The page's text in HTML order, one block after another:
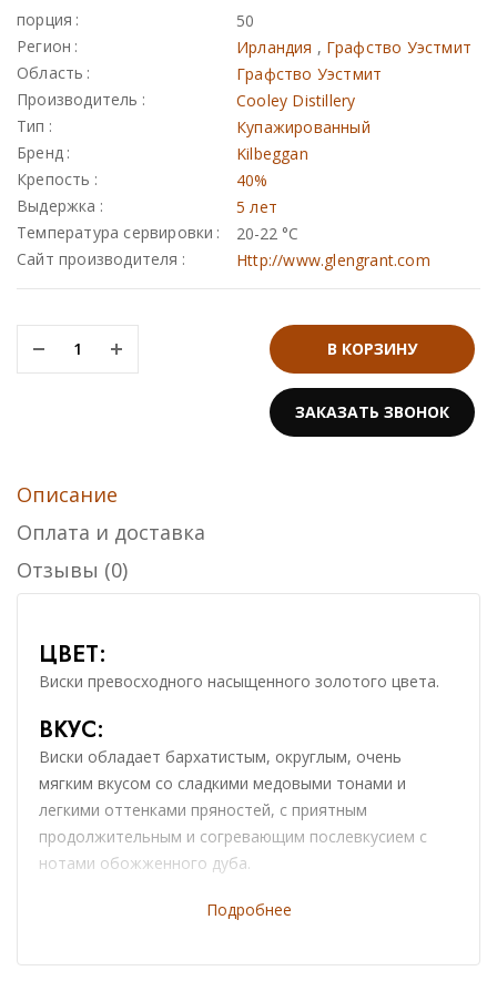
порция
50
Регион
Ирландия , Графство Уэстмит
Область
Графство Уэстмит
Производитель
Cooley Distillery
Тип
Купажированный
Бренд
Kilbeggan
Крепость
40%
Выдержка
5 лет
Температура сервировки
20-22 °С
Сайт производителя
Http://www.glengrant.com
В КОРЗИНУ
ЗАКАЗАТЬ ЗВОНОК
Описание
Оплата и доставка
Отзывы (0)
ЦВЕТ:
Виски превосходного насыщенного золотого цвета.
ВКУС:
Виски обладает бархатистым, округлым, очень
мягким вкусом со сладкими медовыми тонами и
легкими оттенками пряностей, с приятным
продолжительным и согревающим послевкусием с
нотами обожженного дуба.
нотами карамели, ванили, орехового масла, фундука,
Подробнее
0₸
0₸
20 245
Johnnie walker
Dewar`s
Green spot
Highland park
Выдержка
18 лет
10 лет